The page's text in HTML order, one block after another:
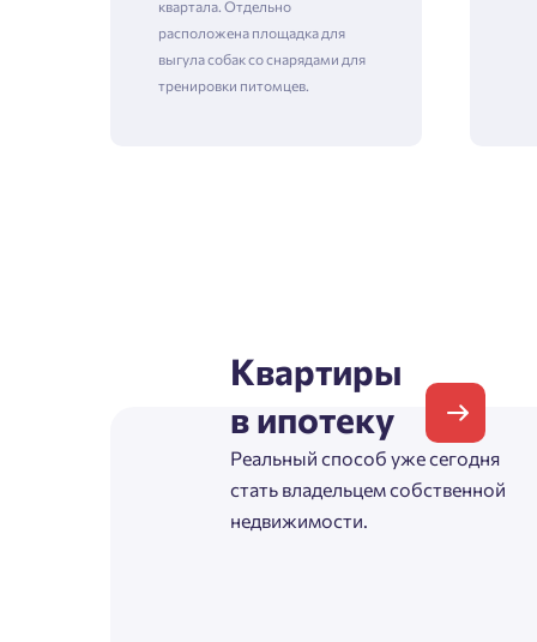
квартала. Отдельно
расположена площадка для
выгула собак со снарядами для
тренировки питомцев.
Квартиры
в ипотеку
Реальный способ уже сегодня
стать владельцем собственной
недвижимости.